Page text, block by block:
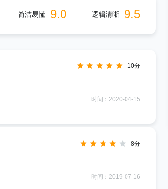
简洁易懂 9.0 逻辑清晰 9.5
10分
时间：2020-04-15
8分
时间：2019-07-16